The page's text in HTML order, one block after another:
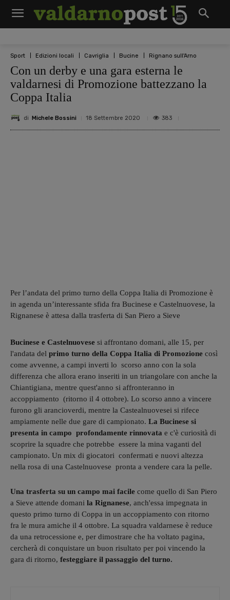
Sport Edizioni locali Cavriglia Bucine Rignano sull'Arno
Con un derby e una gara esterna le
valdarnesi di Promozione battezzano la
Coppa Italia
di Michele Bossini 18 Settembre 2020 383
Per l’andata del primo turno della Coppa Italia di Promozione è
in agenda un’interessante sfida fra Bucinese e Castelnuovese, la
Rignanese è attesa dalla trasferta di San Piero a Sieve
Bucinese e Castelnuovese si affrontano domani, alle 15, per
l'andata del primo turno della Coppa Italia di Promozione così
come avvenne, a campi inverti lo scorso anno con la sola
differenza che allora erano inseriti in un triangolare con anche la
Chiantigiana, mentre quest'anno si affronteranno in
accoppiamento (ritorno il 4 ottobre). Lo scorso anno a vincere
furono gli arancioverdi, mentre la Castealnuovesei si rifece
ampiamente nelle due gare di campionato. La Bucinese si
presenta in campo profondamente rinnovata e c'è curiosità di
scoprire la squadre che potrebbe essere la mina vaganti del
campionato. Un mix di giocatori confermati e nuovi altezza
nella rosa di una Castelnuovese pronta a vendere cara la pelle.
Una trasferta su un campo mai facile come quello di San Piero
a Sieve attende domani la Rignanese, anch'essa impegnata in
questo primo turno di Coppa in un accoppiamento con ritorno
fra le mura amiche il 4 ottobre. La squadra valdarnese è reduce
da una retrocessione e, per dimostrare che ha voltato pagina,
cercherà di conquistare un buon risultato per poi vincendo la
gara di ritorno, festeggiare il passaggio del turno.